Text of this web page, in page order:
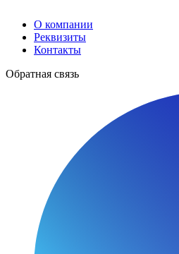
О компании
Реквизиты
Контакты
Обратная связь